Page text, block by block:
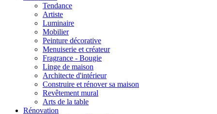
Tendance
Artiste
Luminaire
Mobilier
Peinture décorative
Menuiserie et créateur
Fragrance - Bougie
Linge de maison
Architecte d'intérieur
Construire et rénover sa maison
Revêtement mural
Arts de la table
Rénovation